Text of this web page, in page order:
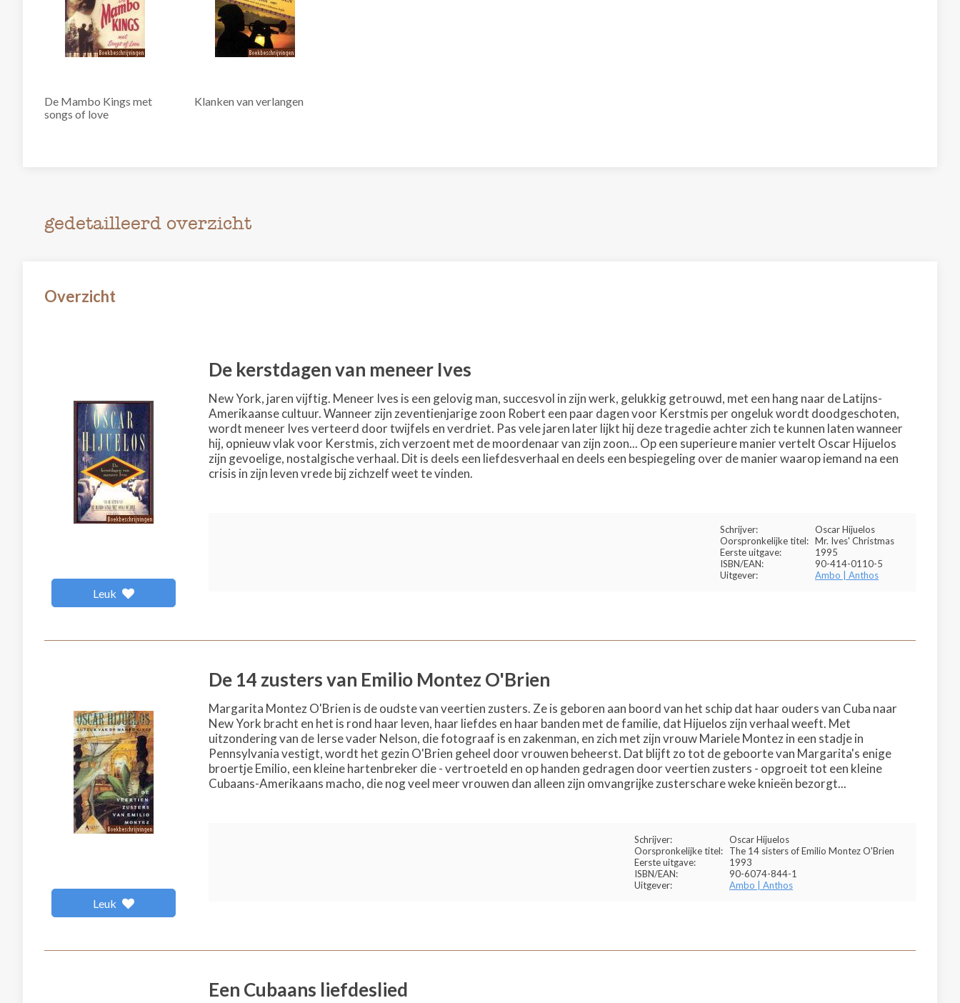
De Mambo Kings met
songs of love
Klanken van verlangen
gedetailleerd overzicht
Overzicht
Leuk
De kerstdagen van meneer Ives
New York, jaren vijftig. Meneer Ives is een gelovig man, succesvol in zijn werk, gelukkig getrouwd, met een hang naar de Latijns-
Amerikaanse cultuur. Wanneer zijn zeventienjarige zoon Robert een paar dagen voor Kerstmis per ongeluk wordt doodgeschoten,
wordt meneer Ives verteerd door twijfels en verdriet. Pas vele jaren later lijkt hij deze tragedie achter zich te kunnen laten wanneer
hij, opnieuw vlak voor Kerstmis, zich verzoent met de moordenaar van zijn zoon... Op een superieure manier vertelt Oscar Hijuelos
zijn gevoelige, nostalgische verhaal. Dit is deels een liefdesverhaal en deels een bespiegeling over de manier waarop iemand na een
crisis in zijn leven vrede bij zichzelf weet te vinden.
Schrijver:
Oscar Hijuelos
Oorspronkelijke titel: Mr. Ives' Christmas
Eerste uitgave:
1995
ISBN/EAN:
90-414-0110-5
Uitgever:
Ambo | Anthos
Leuk
De 14 zusters van Emilio Montez O'Brien
Margarita Montez O'Brien is de oudste van veertien zusters. Ze is geboren aan boord van het schip dat haar ouders van Cuba naar
New York bracht en het is rond haar leven, haar liefdes en haar banden met de familie, dat Hijuelos zijn verhaal weeft. Met
uitzondering van de Ierse vader Nelson, die fotograaf is en zakenman, en zich met zijn vrouw Mariele Montez in een stadje in
Pennsylvania vestigt, wordt het gezin O'Brien geheel door vrouwen beheerst. Dat blijft zo tot de geboorte van Margarita's enige
broertje Emilio, een kleine hartenbreker die - vertroeteld en op handen gedragen door veertien zusters - opgroeit tot een kleine
Cubaans-Amerikaans macho, die nog veel meer vrouwen dan alleen zijn omvangrijke zusterschare weke knieën bezorgt...
Schrijver:
Oscar Hijuelos
Oorspronkelijke titel:
The 14 sisters of Emilio Montez O'Brien
Eerste uitgave:
1993
ISBN/EAN:
90-6074-844-1
Uitgever:
Ambo | Anthos
Een Cubaans liefdeslied